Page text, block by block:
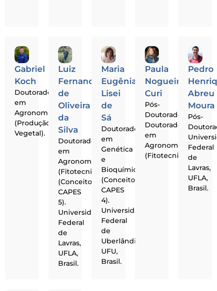
Gabriel
Koch
Doutorado
em
Agronomia
(Produção
Vegetal).
Luiz
Fernando
de
Oliveira
da
Silva
Doutorado
em
Agronomia
(Fitotecnia)
(Conceito
CAPES
5).
Universidade
Federal
de
Lavras,
UFLA,
Brasil.
Maria
Eugênia
Lisei
de
Sá
Doutorado
em
Genética
e
Bioquímica
(Conceito
CAPES
4).
Universidade
Federal
de
Uberlândia,
UFU,
Brasil.
Paula
Nogueira
Curi
Pós-
Doutorado.
Doutorado
em
Agronomia
(Fitotecnia)
Pedro
Abreu
Moura
Pós-
Federal
de
Lavras,
UFLA,
Brasil.